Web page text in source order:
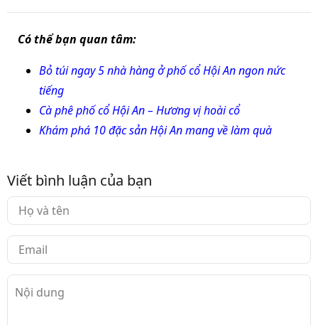
Có thể bạn quan tâm:
Bỏ túi ngay 5 nhà hàng ở phố cổ Hội An ngon nức
tiếng
Cà phê phố cổ Hội An – Hương vị hoài cổ
Khám phá 10 đặc sản Hội An mang về làm quà
Viết bình luận của bạn